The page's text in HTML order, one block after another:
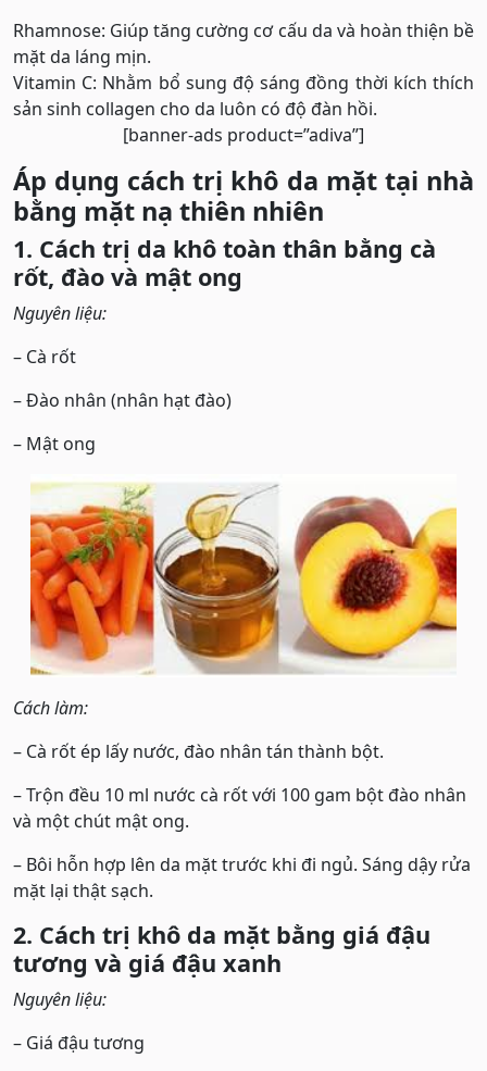
Rhamnose: Giúp tăng cường cơ cấu da và hoàn thiện bề
mặt da láng mịn.
Vitamin C: Nhằm bổ sung độ sáng đồng thời kích thích
sản sinh collagen cho da luôn có độ đàn hồi.
[banner-ads product=”adiva”]
Áp dụng cách trị khô da mặt tại nhà
bằng mặt nạ thiên nhiên
1. Cách trị da khô toàn thân bằng cà
rốt, đào và mật ong
Nguyên liệu:
– Cà rốt
– Đào nhân (nhân hạt đào)
– Mật ong
Cách làm:
– Cà rốt ép lấy nước, đào nhân tán thành bột.
– Trộn đều 10 ml nước cà rốt với 100 gam bột đào nhân
và một chút mật ong.
– Bôi hỗn hợp lên da mặt trước khi đi ngủ. Sáng dậy rửa
mặt lại thật sạch.
2. Cách trị khô da mặt bằng giá đậu
tương và giá đậu xanh
Nguyên liệu:
– Giá đậu tương